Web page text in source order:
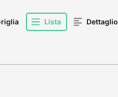
Lista Dettaglio